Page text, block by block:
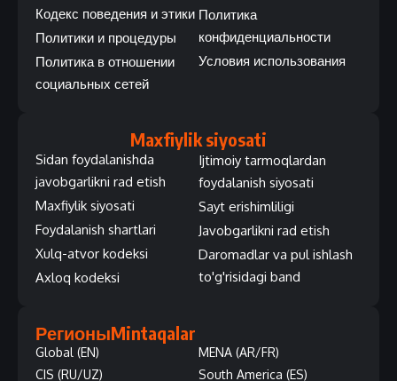
Кодекс поведения и этики
Политики и процедуры
Политика в отношении
социальных сетей
Политика
конфиденциальности
Условия использования
Maxfiylik siyosati
Sidan foydalanishda
javobgarlikni rad etish
Maxfiylik siyosati
Foydalanish shartlari
Xulq-atvor kodeksi
Axloq kodeksi
Ijtimoiy tarmoqlardan
foydalanish siyosati
Sayt erishimliligi
Javobgarlikni rad etish
Daromadlar va pul ishlash
to'g'risidagi band
РегионыMintaqalar
Global (EN)
CIS (RU/UZ)
MENA (AR/FR)
South America (ES)